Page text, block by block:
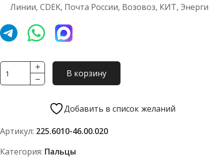
Линии, CDEK, Почта России, Возовоз, КИТ, Энерги
Количество
товара
2
В корзину
Добавить в список желаний
Артикул: 225.6010-46.00.020
Категория: Пальцы